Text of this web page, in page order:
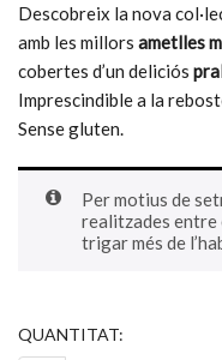
Descobreix la nova
amb les millors ametlles
cobertes d’un deliciós
Imprescindible a la
Sense gluten.
Per motius de
realitzades entre
trigar més de
QUANTITAT: